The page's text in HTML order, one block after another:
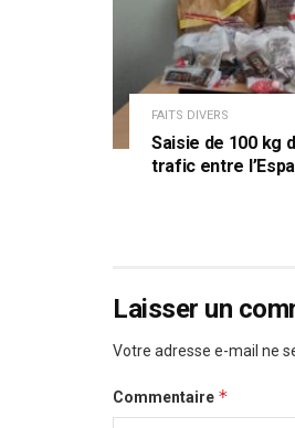
FAITS DIVERS
Saisie de 100 kg
trafic entre
Laisser un
Votre adresse e-mail ne
Commentaire *